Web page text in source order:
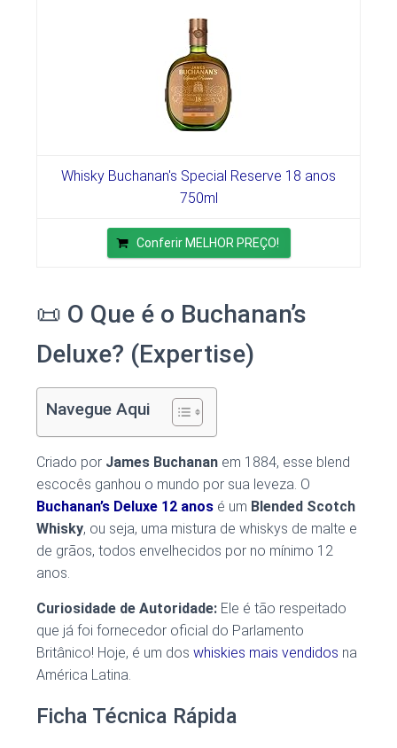
Whisky Buchanan's Special Reserve 18 anos
750ml
Conferir MELHOR PREÇO!
📜 O Que é o Buchanan’s
Deluxe? (Expertise)
Navegue Aqui
Criado por James Buchanan em 1884, esse blend
escocês ganhou o mundo por sua leveza. O
Buchanan’s Deluxe 12 anos é um Blended Scotch
Whisky, ou seja, uma mistura de whiskys de malte e
de grãos, todos envelhecidos por no mínimo 12
anos.
Curiosidade de Autoridade: Ele é tão respeitado
que já foi fornecedor oficial do Parlamento
Britânico! Hoje, é um dos whiskies mais vendidos na
América Latina.
Ficha Técnica Rápida